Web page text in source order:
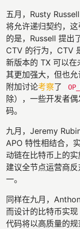
五月，Rusty Russell
将允许递归契约，
的是，Russell 提出
CTV 的行为，CTV
新版本的 TX 可以
其更加强大，但也
附加讨论考察了
除），一些开发者
码。
九月，Jeremy
APO 特性相结合，
动链在比特币上的
建议全节点运营商
一。
同样在九月，
而设计的比特币实现
代码将以高质量的